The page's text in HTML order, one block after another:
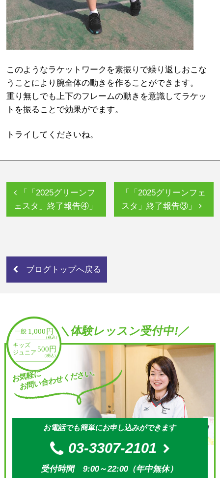
このようなラケットワークを素振りで繰り返しおこな
うことにより腕全体の動きを作ることができます。
重り無しでも上下のフレームの動きを意識してラケッ
トを振ることで効果がでます。
トライしてくださいね。
「「2025グリーンフェ
スタ」終了報告③」
「「2025グリーンフ
ェスタ」終了報告④」
ブログトップへ戻る
＼体験レッスン受付中!／
お気軽に
お問い合わせください。
お電話でも簡単にお申し込みができます
03-3307-2101
受付時間 9:00～22:00（年中無休）